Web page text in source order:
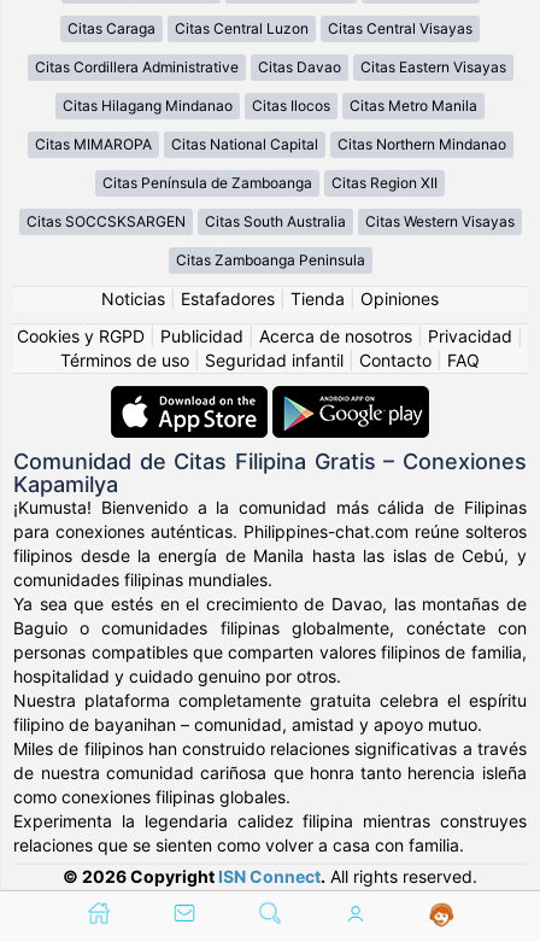
Citas Caraga Citas Central Luzon Citas Central Visayas
Citas Cordillera Administrative Citas Davao Citas Eastern Visayas
Citas Hilagang Mindanao Citas Ilocos Citas Metro Manila
Citas MIMAROPA Citas National Capital Citas Northern Mindanao
Citas Península de Zamboanga Citas Region XII
Citas SOCCSKSARGEN Citas South Australia Citas Western Visayas
Citas Zamboanga Peninsula
Noticias Estafadores Tienda
Opiniones
Cookies y RGPD
Publicidad Acerca de nosotros Privacidad
Términos de uso
Seguridad infantil Contacto FAQ
Comunidad de Citas Filipina Gratis – Conexiones
Kapamilya
¡Kumusta! Bienvenido a la comunidad más cálida de Filipinas
para conexiones auténticas. Philippines-chat.com reúne solteros
filipinos desde la energía de Manila hasta las islas de Cebú, y
comunidades filipinas mundiales.
Ya sea que estés en el crecimiento de Davao, las montañas de
Baguio o comunidades filipinas globalmente, conéctate con
personas compatibles que comparten valores filipinos de familia,
hospitalidad y cuidado genuino por otros.
Nuestra plataforma completamente gratuita celebra el espíritu
filipino de bayanihan – comunidad, amistad y apoyo mutuo.
Miles de filipinos han construido relaciones significativas a través
de nuestra comunidad cariñosa que honra tanto herencia isleña
como conexiones filipinas globales.
Experimenta la legendaria calidez filipina mientras construyes
relaciones que se sienten como volver a casa con familia.
© 2026 Copyright ISN Connect. All rights reserved.